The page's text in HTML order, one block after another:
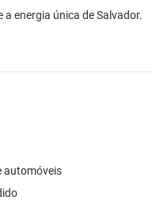
a energia única de Salvador.
automóveis